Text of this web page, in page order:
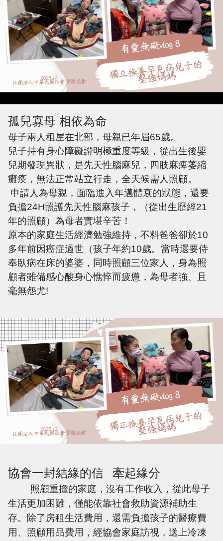
孤兒寡母 相依為命
母子兩人租屋在北部，母親已年屆65歲。
兒子持有身心障礙證明極重度等級，從出生後嬰
兒期發現異狀，是先天性腦麻兒，四肢麻痺萎縮
癱瘓，無法正常站立行走，全天候需人照顧。
申請人為母親，面臨進入年邁體衰的狀態，還要
負擔24H照護先天性腦麻孩子，（從出生歷經21
年的照顧）為母者實堪辛苦！
原本的家庭生活經濟勉強維持，不料爸爸卻於10
多年前因癌症過世（孩子年約10歲。當時還要侍
奉臥病在床的婆婆，同時照顧三位家人，身為照
顧者雖備感心酸身心憔悴而疲憊，為母者強、且
毫無怨尤!
協會一封結緣的信 牽起緣分
照顧重擔的家庭，沒有工作收入，從此母子
生活更加困難，僅能依靠社會救助資源補助生
存。除了房租生活費用，還需負擔孩子的醫療費
用、照顧用品費用，經協會家庭訪視，送上冷凍